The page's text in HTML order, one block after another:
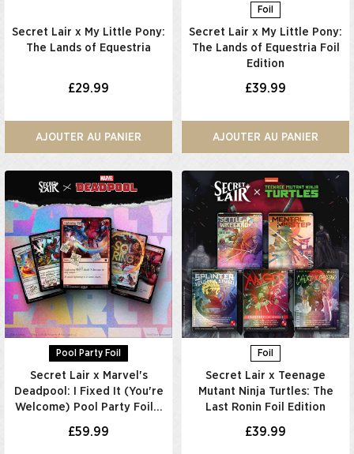
Secret Lair x My Little Pony:
The Lands of Equestria
£29.99
AJOUTER AU PANIER
Foil
Secret Lair x My Little Pony:
The Lands of Equestria Foil
Edition
£39.99
AJOUTER AU PANIER
Pool Party Foil
Secret Lair x Marvel's
Deadpool: I Fixed It (You're
Welcome) Pool Party Foil…
£59.99
Foil
Secret Lair x Teenage
Mutant Ninja Turtles: The
Last Ronin Foil Edition
£39.99